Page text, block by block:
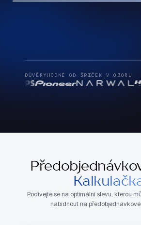
DŮVĚRYHODNÉ OD ŠPIČEK V OBORU
Podívejte se na optimální slevu, kterou
nabídnout na